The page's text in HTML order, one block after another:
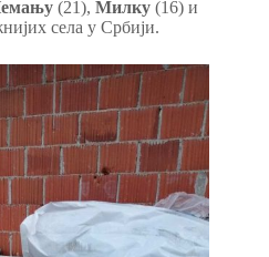
(21), Милку (16) и
села у Србији.